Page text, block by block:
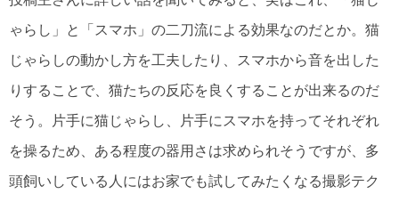
ゃらし」と「スマホ」の二刀流による効果なのだとか。猫
じゃらしの動かし方を工夫したり、スマホから音を出した
りすることで、猫たちの反応を良くすることが出来るのだ
そう。片手に猫じゃらし、片手にスマホを持ってそれぞれ
を操るため、ある程度の器用さは求められそうですが、多
頭飼いしている人にはお家でも試してみたくなる撮影テク